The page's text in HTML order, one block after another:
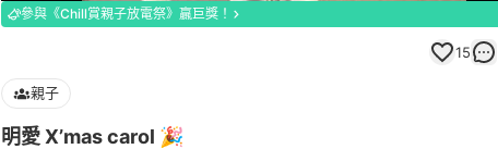
參與《Chill賞親子放電祭》贏巨獎！
15
親子
明愛 X’mas carol 🎉